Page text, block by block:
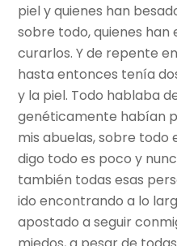
piel y quienes han
sobre todo, quienes
curarlos. Y de repente
hasta entonces tenía
y la piel. Todo hablaba
genéticamente habían
mis abuelas, sobre todo
digo todo es poco y
también todas esas
ido encontrando a lo
apostado a seguir